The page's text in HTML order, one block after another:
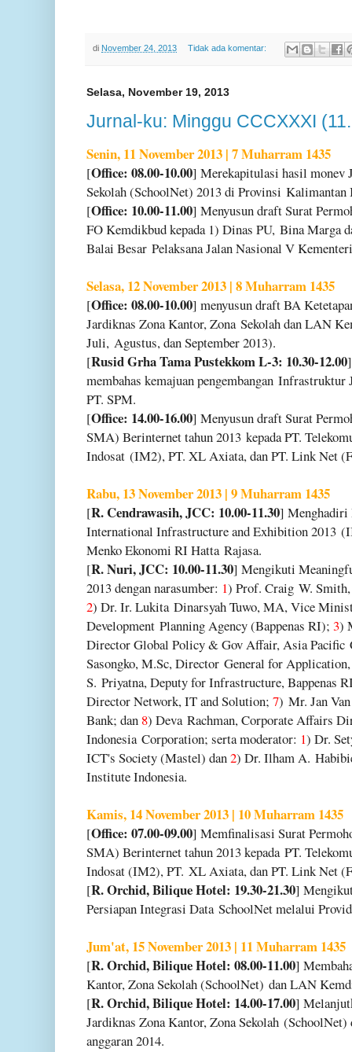
di November 24, 2013 Tidak ada komentar:
Selasa, November 19, 2013
Jurnal-ku: Minggu CCCXXXI
Senin, 11 November 2013 | 7 Muharram 1435
[Office: 08.00-10.00] Merekapitulasi hasil monev
Sekolah (SchoolNet) 2013 di Provinsi Kalimantan
[Office: 10.00-11.00] Menyusun draft Surat
FO Kemdikbud kepada 1) Dinas PU, Bina Marga
Balai Besar Pelaksana Jalan Nasional V
Selasa, 12 November 2013 | 8 Muharram 1435
[Office: 08.00-10.00] menyusun draft BA
Jardiknas Zona Kantor, Zona Sekolah dan LAN
Juli, Agustus, dan September 2013).
[Rusid Grha Tama Pustekkom L-3: 10.30-12.00
membahas kemajuan pengembangan Infrastruktur
PT. SPM.
[Office: 14.00-16.00] Menyusun draft Surat
SMA) Berinternet tahun 2013 kepada PT.
Indosat (IM2), PT. XL Axiata, dan PT. Link Net
Rabu, 13 November 2013 | 9 Muharram 1435
[R. Cendrawasih, JCC: 10.00-11.30] Menghadiri
International Infrastructure and Exhibition 2013
Menko Ekonomi RI Hatta Rajasa.
[R. Nuri, JCC: 10.00-11.30] Mengikuti
2013 dengan narasumber: 1) Prof. Craig W.
2) Dr. Ir. Lukita Dinarsyah Tuwo, MA, Vice
Development Planning Agency (Bappenas RI); 3)
Director Global Policy & Gov Affair, Asia Pacific
Sasongko, M.Sc, Director General for
S. Priyatna, Deputy for Infrastructure, Bappenas
Director Network, IT and Solution; 7) Mr. Jan
Bank; dan 8) Deva Rachman, Corporate Affairs
Indonesia Corporation; serta moderator: 1) Dr.
ICT's Society (Mastel) dan2) Dr. Ilham A.
Institute Indonesia.
Kamis, 14 November 2013 | 10 Muharram 1435
[Office: 07.00-09.00] Memfinalisasi Surat
SMA) Berinternet tahun 2013 kepada PT.
Indosat (IM2), PT. XL Axiata, dan PT. Link Net
[R. Orchid, Bilique Hotel: 19.30-21.30]
Persiapan Integrasi Data SchoolNet melalui
Jum'at, 15 November 2013 | 11 Muharram 1435
[R. Orchid, Bilique Hotel: 08.00-11.00]
Kantor, Zona Sekolah (SchoolNet) dan LAN
[R. Orchid, Bilique Hotel: 14.00-17.00]
Jardiknas Zona Kantor, Zona Sekolah (SchoolNet)
anggaran 2014.